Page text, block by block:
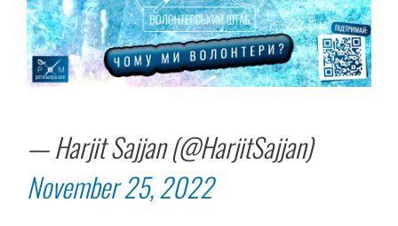
— Harjit Sajjan (@HarjitSajjan)
November 25, 2022